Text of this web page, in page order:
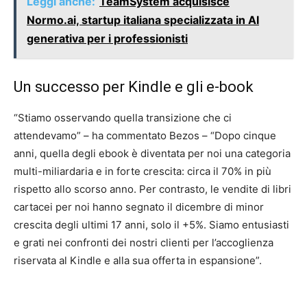
Normo.ai, startup italiana specializzata in AI
generativa per i professionisti
Un successo per Kindle e gli e-book
“Stiamo osservando quella transizione che ci
attendevamo” – ha commentato Bezos – “Dopo cinque
anni, quella degli ebook è diventata per noi una categoria
multi-miliardaria e in forte crescita: circa il 70% in più
rispetto allo scorso anno. Per contrasto, le vendite di libri
cartacei per noi hanno segnato il dicembre di minor
crescita degli ultimi 17 anni, solo il +5%. Siamo entusiasti
e grati nei confronti dei nostri clienti per l’accoglienza
riservata al Kindle e alla sua offerta in espansione”.